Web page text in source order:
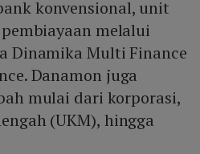
konvensional, unit
melalui
Dinamika Multi Finance
Danamon juga
mulai dari korporasi,
(UKM), hingga